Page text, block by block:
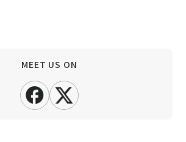
MEET US ON